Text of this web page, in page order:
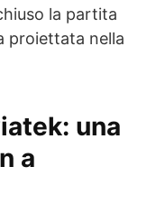
la partita
proiettata nella
una
a